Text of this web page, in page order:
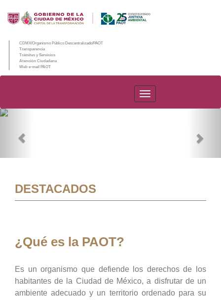
CDMX/Organismo Público Descentralizado/PAOT
Transparencia
Trámites y Servicios
Atención Ciudadana
Web e-mail PAOT
PAOT
DESTACADOS
¿Qué es la PAOT?
Es un organismo que defiende los derechos de los
habitantes de la Ciudad de México, a disfrutar de un
ambiente adecuado y un territorio ordenado para su